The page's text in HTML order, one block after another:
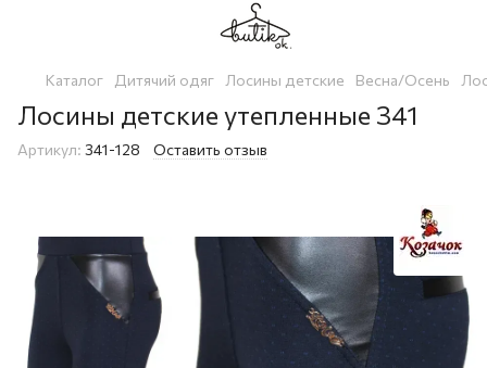
Каталог Дитячий одяг Лосины детские Весна/Осень
Лосины детские утепленные 341
Артикул: 341-128 Оставить отзыв